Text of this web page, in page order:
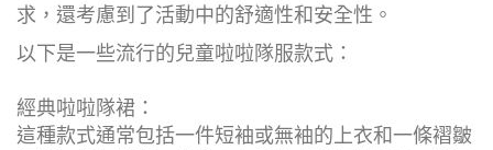
求，還考慮到了活動中的舒適性和安全性。
以下是一些流行的兒童啦啦隊服款式：
經典啦啦隊裙：
這種款式通常包括一件短袖或無袖的上衣和一條褶皺